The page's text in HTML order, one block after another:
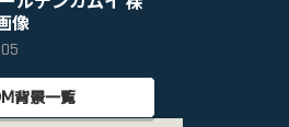
像
背景一覧